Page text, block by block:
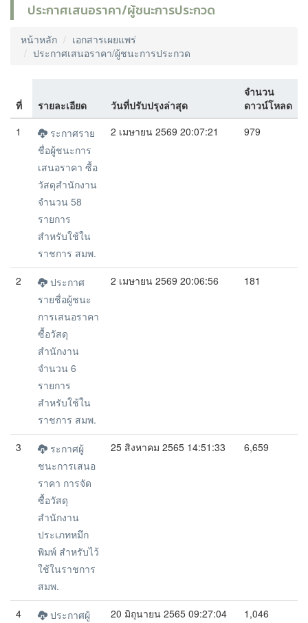
ประกาศเสนอราคา/ผู้ชนะการประกวด
หน้าหลัก
เอกสารเผยแพร่
ประกาศเสนอราคา/ผู้ชนะการประกวด
ที่ รายละเอียด วันที่ปรับปรุงล่าสุด
จำนวน
ดาวน์โหลด
1
ระกาศราย
ชื่อผู้ชนะการ
เสนอราคา ซื้อ
วัสดุสำนักงาน
จำนวน 58
รายการ
สำหรับใช้ใน
ราชการ สมพ.
2 เมษายน 2569 20:07:21 979
2
ประกาศ
รายชื่อผู้ชนะ
การเสนอราคา
ซื้อวัสดุ
สำนักงาน
จำนวน 6
รายการ
สำหรับใช้ใน
ราชการ สมพ.
2 เมษายน 2569 20:06:56 181
3
ระกาศผู้
ชนะการเสนอ
ราคา การจัด
ซื้อวัสดุ
สำนักงาน
ประเภทหมึก
พิมพ์ สำหรับไว้
ใช้ในราชการ
สมพ.
25 สิงหาคม 2565 14:51:33 6,659
4
ประกาศผู้
20 มิถุนายน 2565 09:27:04 1,046